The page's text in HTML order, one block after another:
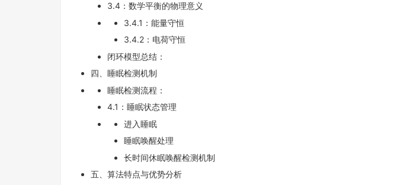
3.4：数学平衡的物理意义
3.4.1：能量守恒
3.4.2：电荷守恒
闭环模型总结：
四、睡眠检测机制
睡眠检测流程：
4.1：睡眠状态管理
进入睡眠
睡眠唤醒处理
长时间休眠唤醒检测机制
五、算法特点与优势分析